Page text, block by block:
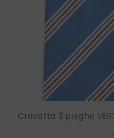
Cravatta 3 pieghe